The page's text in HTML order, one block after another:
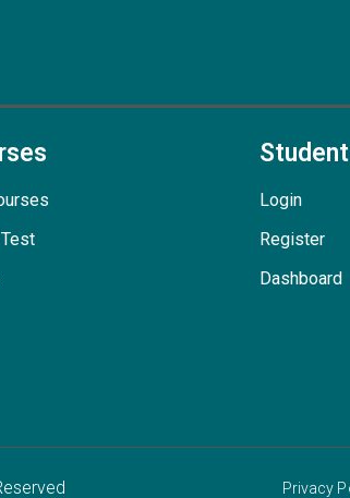
Login
Register
Dashboard
Privacy